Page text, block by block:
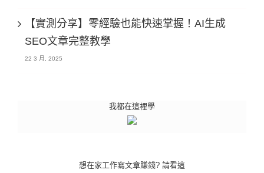
【實測分享】零經驗也能快速掌握！AI生成
SEO文章完整教學
22 3 月, 2025
我都在這裡學
想在家工作寫文章賺錢? 請看這